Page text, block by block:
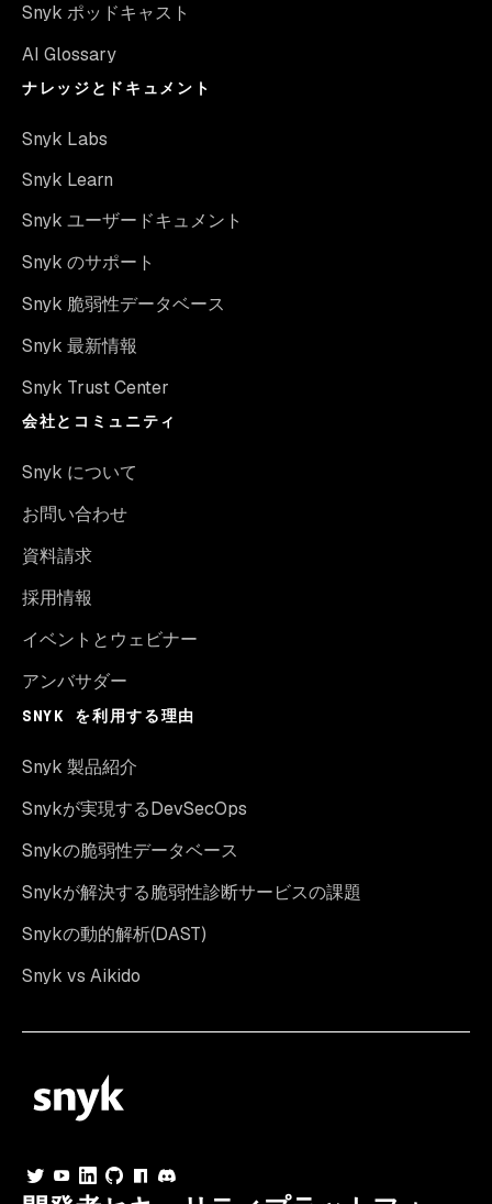
Snyk ポッドキャスト
AI Glossary
ナレッジとドキュメント
Snyk Labs
Snyk Learn
Snyk ユーザードキュメント
Snyk のサポート
Snyk 脆弱性データベース
Snyk 最新情報
Snyk Trust Center
会社とコミュニティ
Snyk について
お問い合わせ
資料請求
採用情報
イベントとウェビナー
アンバサダー
SNYK を利用する理由
Snyk 製品紹介
Snykが実現するDevSecOps
Snykの脆弱性データベース
Snykが解決する脆弱性診断サービスの課題
Snykの動的解析(DAST)
Snyk vs Aikido